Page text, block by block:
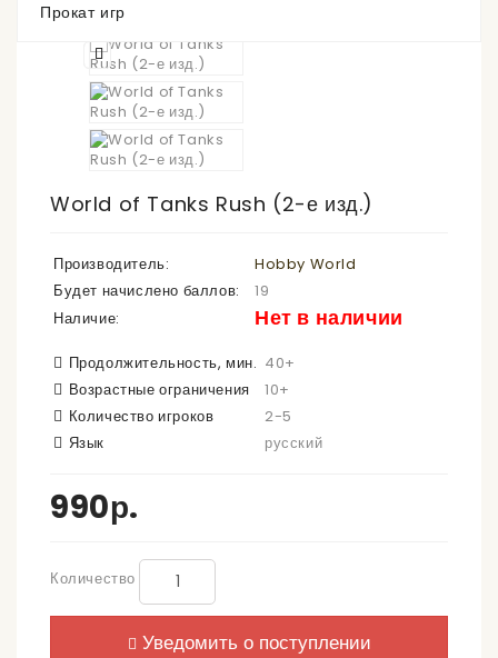
Прокат игр
World of Tanks Rush (2-е изд.)
Производитель:
Hobby World
Будет начислено баллов:
19
Наличие:
Нет в наличии
Продолжительность, мин. 40+
Возрастные ограничения
10+
Количество игроков
2-5
Язык
русский
990р.
Количество
Уведомить о поступлении